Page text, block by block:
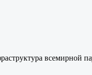
всемирной